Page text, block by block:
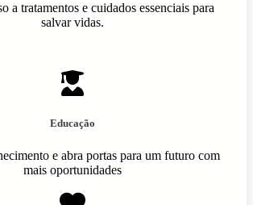
a tratamentos e cuidados essenciais para
salvar vidas.
Educação
e abra portas para um futuro com
mais oportunidades